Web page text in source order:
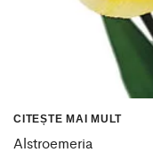
CITEȘTE MAI MULT
Alstroemeria